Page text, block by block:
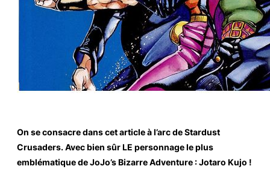
On se consacre dans cet article à l’arc deStardust
Crusaders. Avec bien sûr LE personnage le plus
emblématique deJoJo’s Bizarre Adventure : Jotaro Kujo !